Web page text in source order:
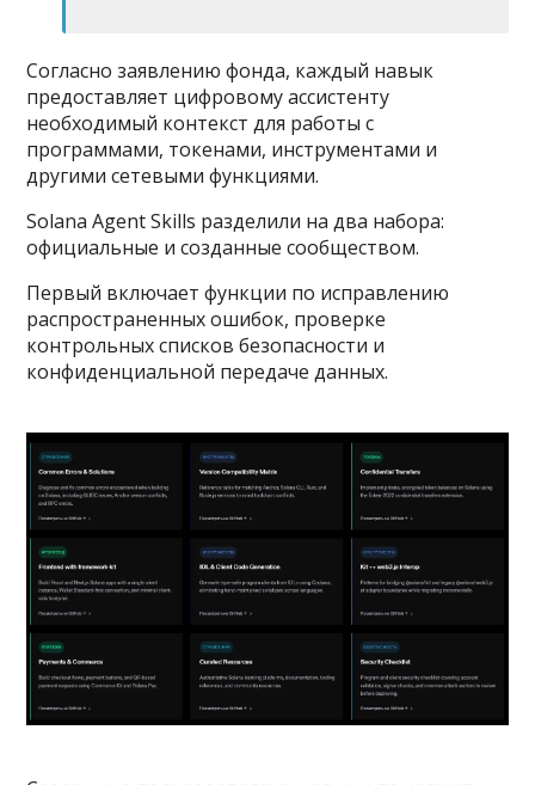
Согласно заявлению фонда, каждый навык
предоставляет цифровому ассистенту
необходимый контекст для работы с
программами, токенами, инструментами и
другими сетевыми функциями.
Solana Agent Skills разделили на два набора:
официальные и созданные сообществом.
Первый включает функции по исправлению
распространенных ошибок, проверке
контрольных списков безопасности и
конфиденциальной передаче данных.